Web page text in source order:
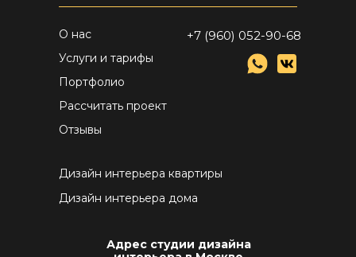
Адрес студии дизайна
+7 (960) 052-90-68
Отзывы
Рассчитать проект
Портфолио
Услуги и тарифы
О нас
Дизайн интерьера квартиры
Дизайн интерьера дома